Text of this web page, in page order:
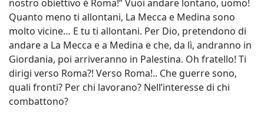
nostro obiettivo è Roma!” Vuoi andare lontano, uomo!
Quanto meno ti allontani, La Mecca e Medina sono
molto vicine… E tu ti allontani. Per Dio, pretendono di
andare a La Mecca e a Medina e che, da lì, andranno in
Giordania, poi arriveranno in Palestina. Oh fratello! Ti
dirigi verso Roma?! Verso Roma!.. Che guerre sono,
quali fronti? Per chi lavorano? Nell’interesse di chi
combattono?